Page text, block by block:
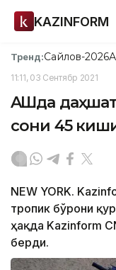
KAZINFORM
Тренд:Сайлов-2026
11:11, 03 Сентябр 2021
AҚШда
сони 45
NEW YORK.
тропик бўрони
ҳақда Kazinform
берди.